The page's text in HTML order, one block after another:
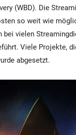
(WBD). Die
so weit wie
bei vielen
Viele Projekte,
abgesetzt.